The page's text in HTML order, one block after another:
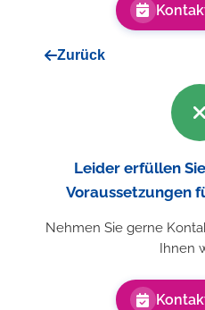
Zurück
Leider erfüllen
Voraussetzungen
Nehmen Sie gerne
Ihnen